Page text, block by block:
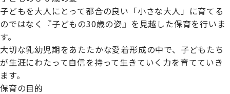
プライムスターほいくえんグループは女性が安心して働き
続けられる環境づくりに取り組んでおり、厚生労働省の
【えるぼし認定(☆☆)】
子どもを大人にとって都合の良い「小さな大人」に育てる
のではなく『子どもの30歳の姿』を見越した保育を行いま
す。
大切な乳幼児期をあたたかな愛着形成の中で、子どもたち
が生涯にわたって自信を持って生きていく力を育てていき
ます。
保育の目的